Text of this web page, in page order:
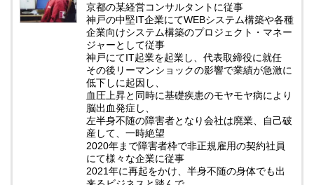
京都の某経営コンサルタントに従事
神戸の中堅IT企業にてWEBシステム構築や各種
企業向けシステム構築のプロジェクト・マネー
ジャーとして従事
神戸にてIT起業を起業し、代表取締役に就任
その後リーマンショックの影響で業績が急激に
低下しに起因し、
血圧上昇と同時に基礎疾患のモヤモヤ病により
脳出血発症し、
左半身不随の障害者となり会社は廃業、自己破
産して、一時絶望
2020年まで障害者枠で非正規雇用の契約社員
にて様々な企業に従事
2021年に再起をかけ、半身不随の身体でも出